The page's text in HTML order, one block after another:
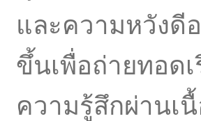
และความหวังดี
ขึ้นเพื่อถ่ายทอ
ความรู้สึกผ่าน